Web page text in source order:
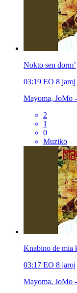
Nokto sen dorm’
03:19 EO 8 jaroj
Mayoma, JoMo
2
1
0
Muziko
Knabino de mia
03:17 EO 8 jaroj
Mayoma, JoMo